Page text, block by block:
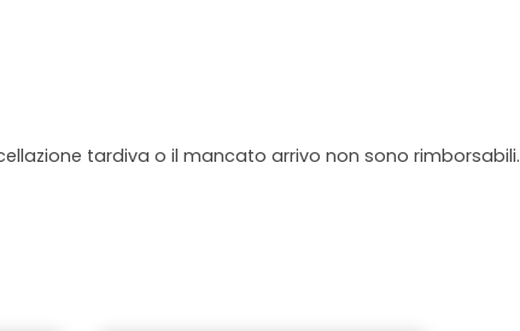
tardiva o il mancato arrivo non sono rimborsabili.